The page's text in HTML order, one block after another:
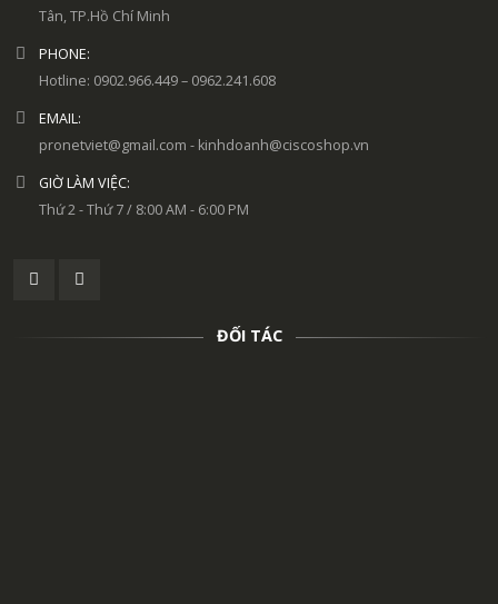
Tân, TP.Hồ Chí Minh
PHONE:
Hotline: 0902.966.449 – 0962.241.608
EMAIL:
pronetviet@gmail.com - kinhdoanh@ciscoshop.vn
GIỜ LÀM VIỆC:
Thứ 2 - Thứ 7 / 8:00 AM - 6:00 PM
ĐỐI TÁC